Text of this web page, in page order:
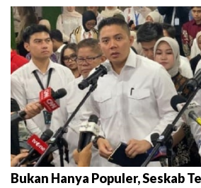
Bukan Hanya Populer, Seskab